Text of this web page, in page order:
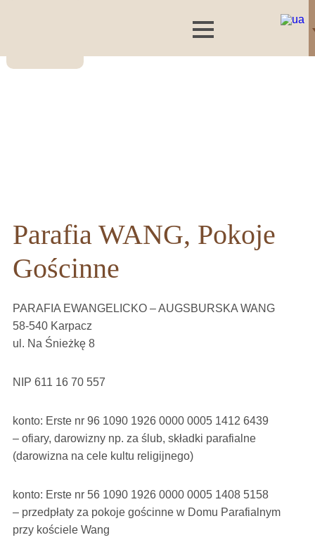
Parafia WANG, Pokoje
Gościnne
PARAFIA EWANGELICKO – AUGSBURSKA WANG
58-540 Karpacz
ul. Na Śnieżkę 8
NIP 611 16 70 557
konto: Erste nr 96 1090 1926 0000 0005 1412 6439
– ofiary, darowizny np. za ślub, składki parafialne
(darowizna na cele kultu religijnego)
konto: Erste nr 56 1090 1926 0000 0005 1408 5158
– przedpłaty za pokoje gościnne w Domu Parafialnym
przy kościele Wang